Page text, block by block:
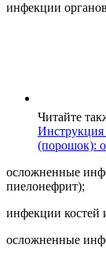
инфекции
Читайте
(порошок):
осложненные
пиелонефрит);
инфекции костей
осложненные